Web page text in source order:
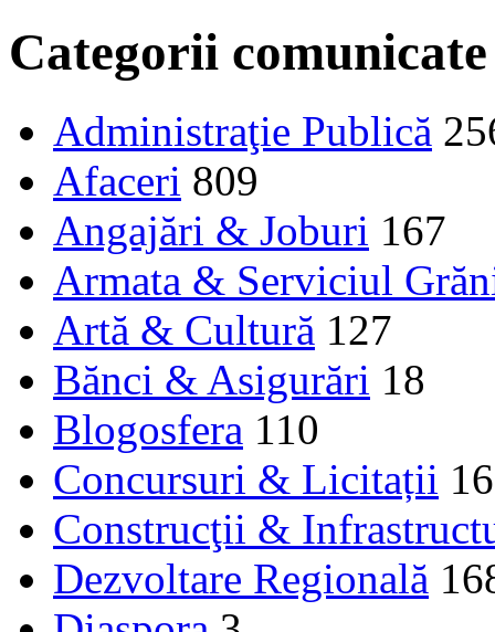
Categorii comunicate
Administraţie Publică
Afaceri 809
Angajări & Joburi 167
Armata & Serviciul
Artă & Cultură 127
Bănci & Asigurări 18
Blogosfera 110
Concursuri & Licitații 16
Construcţii &
Dezvoltare Regională